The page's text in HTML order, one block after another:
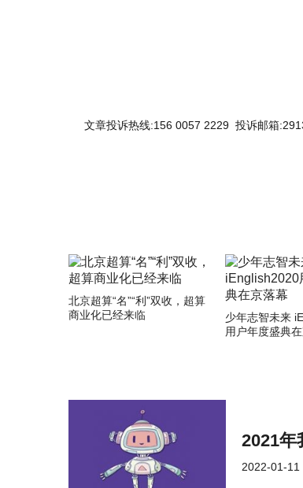
文章投诉热线:156 0057 2229 投诉邮箱
北京超算“名”“利”双收，超算
商业化已经来临
少年志智未来
用户年度盛典
2021年
2022-01-11